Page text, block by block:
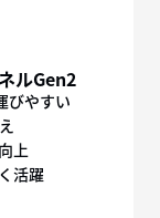
ルGen2
びやすい
上
活躍